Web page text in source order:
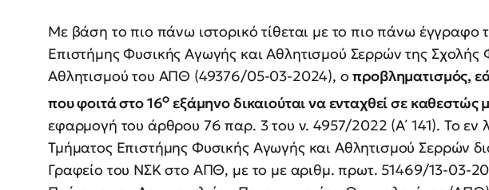
Με βάση το πιο πάνω ιστορικό τίθεται με το πιο πάνω έγγραφο
Επιστήμης Φυσικής Αγωγής και Αθλητισμού Σερρών της Σχολής
Αθλητισμού του ΑΠΘ (49376/05-03-2024), οπροβληματισμός,
που φοιτά στο 16ο εξάμηνο δικαιούται να ενταχθεί σε καθεστώς
εφαρμογή του άρθρου 76 παρ. 3 του ν. 4957/2022 (Α΄ 141). Το εν
Τμήματος Επιστήμης Φυσικής Αγωγής και Αθλητισμού Σερρών
Γραφείο του ΝΣΚ στο ΑΠΘ, με το με αριθμ. πρωτ. 51469/13-03-